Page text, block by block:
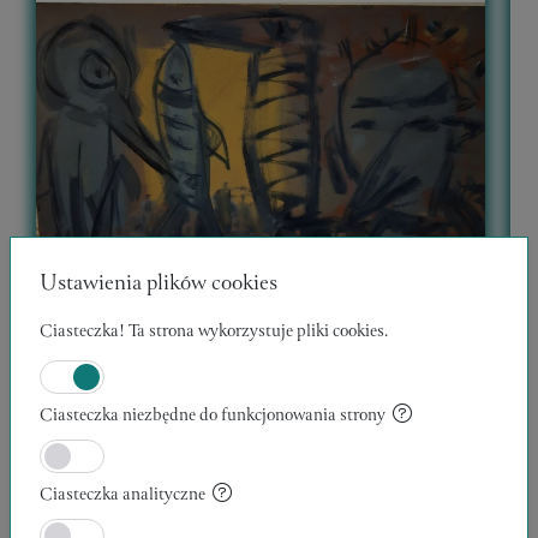
WĘDROWCY 12
30 x 40 x 1 cm
Kazimierz Klicki
Ustawienia plików cookies
Ciasteczka! Ta strona wykorzystuje pliki cookies.
Ciasteczka niezbędne do funkcjonowania strony
Ciasteczka analityczne